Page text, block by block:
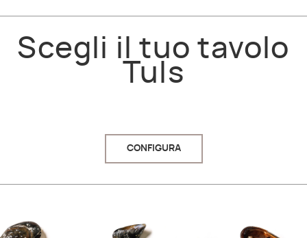
Scegli il tuo tavolo
Tuls
CONFIGURA